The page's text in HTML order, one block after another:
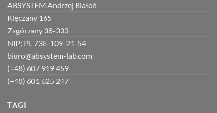
ABSYSTEM Andrzej Białoń
Klęczany 165
Zagórzany 38-333
NIP: PL 738-109-21-54
biuro@absystem-lab.com
(+48) 607 919 459
(+48) 601 625 247
TAGI